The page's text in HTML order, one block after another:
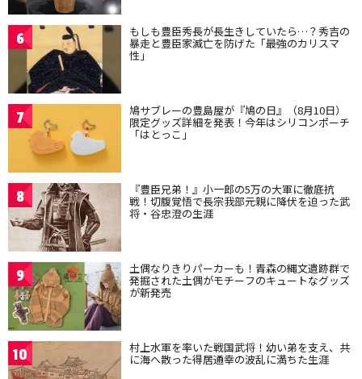
6 もしも豊臣秀長が長生きしていたら…？秀吉の
暴走と豊臣家滅亡を防げた「最強のカリスマ
性」
7 鳩サブレーの豊島屋が『鳩の日』（8月10日）
限定グッズ詳細を発表！今年はシリコンポーチ
「はとっこ」
8 『豊臣兄弟！』小一郎の5万の大軍に徹底抗
戦！切腹覚悟で長宗我部元親に降伏を迫った武
将・谷忠澄の生涯
9 土偶なりきりパーカーも！青森の縄文遺跡群で
発掘された土偶がモチーフのキュートなグッズ
が新発売
10 村上水軍を率いた戦国武将！幼い弟を支え、共
に海へ散った得居通幸の波乱に満ちた生涯